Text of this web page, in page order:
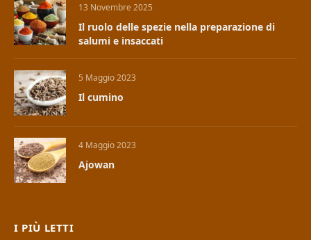
13 Novembre 2025
Il ruolo delle spezie nella preparazione di
salumi e insaccati
5 Maggio 2023
Il cumino
4 Maggio 2023
Ajowan
I PIÙ LETTI